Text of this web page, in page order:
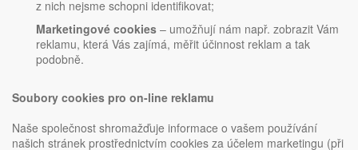
z nich nejsme schopni identifikovat;
Marketingové cookies – umožňují nám např. zobrazit Vám
reklamu, která Vás zajímá, měřit účinnost reklam a tak
podobně.
Soubory cookies pro on-line reklamu
Naše společnost shromažďuje informace o vašem používání
našich stránek prostřednictvím cookies za účelem marketingu (při